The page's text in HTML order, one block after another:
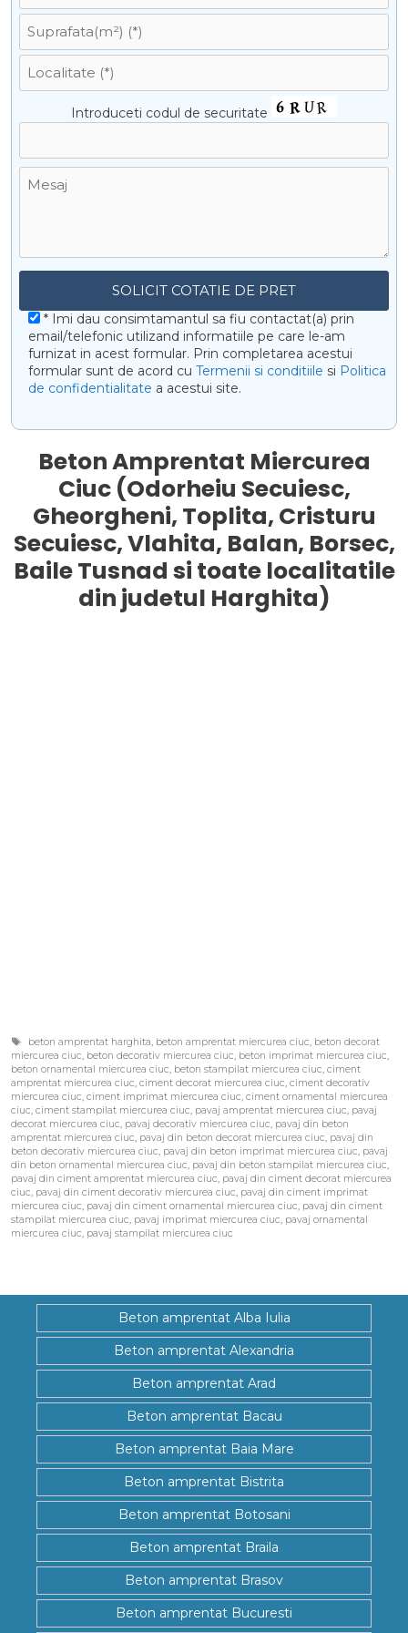
Introduceti codul de securitate
* Imi dau consimtamantul sa fiu contactat(a) prin
email/telefonic utilizand informatiile pe care le-am
furnizat in acest formular. Prin completarea acestui
formular sunt de acord cuTermenii si conditiile si Politica
de confidentialitate a acestui site.
Beton Amprentat Miercurea
Ciuc (Odorheiu Secuiesc,
Gheorgheni, Toplita, Cristuru
Secuiesc, Vlahita, Balan, Borsec,
Baile Tusnad si toate localitatile
din judetul Harghita)
Etichete
beton amprentat harghita, beton amprentat miercurea ciuc, beton decorat
miercurea ciuc, beton decorativ miercurea ciuc, beton imprimat miercurea ciuc,
beton ornamental miercurea ciuc, beton stampilat miercurea ciuc, ciment
amprentat miercurea ciuc, ciment decorat miercurea ciuc, ciment decorativ
miercurea ciuc, ciment imprimat miercurea ciuc, ciment ornamental miercurea
ciuc, ciment stampilat miercurea ciuc, pavaj amprentat miercurea ciuc, pavaj
decorat miercurea ciuc, pavaj decorativ miercurea ciuc, pavaj din beton
amprentat miercurea ciuc, pavaj din beton decorat miercurea ciuc, pavaj din
beton decorativ miercurea ciuc, pavaj din beton imprimat miercurea ciuc, pavaj
din beton ornamental miercurea ciuc, pavaj din beton stampilat miercurea ciuc,
pavaj din ciment amprentat miercurea ciuc, pavaj din ciment decorat miercurea
ciuc, pavaj din ciment decorativ miercurea ciuc, pavaj din ciment imprimat
miercurea ciuc, pavaj din ciment ornamental miercurea ciuc, pavaj din ciment
stampilat miercurea ciuc, pavaj imprimat miercurea ciuc, pavaj ornamental
miercurea ciuc, pavaj stampilat miercurea ciuc
Beton amprentat Alba Iulia
Beton amprentat Alexandria
Beton amprentat Arad
Beton amprentat Bacau
Beton amprentat Baia Mare
Beton amprentat Bistrita
Beton amprentat Botosani
Beton amprentat Braila
Beton amprentat Brasov
Beton amprentat Bucuresti